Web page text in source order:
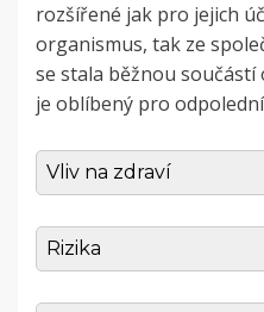
rozšířené jak pro jejich
organismus, tak ze
se stala běžnou součástí
je oblíbený pro
Vliv na zdraví
Rizika